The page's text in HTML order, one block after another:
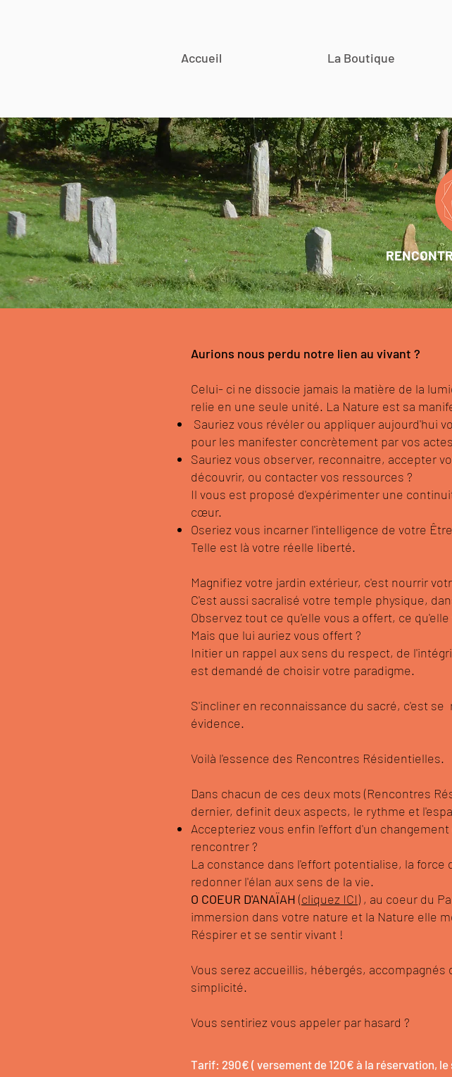
Accueil La Boutique
Aurions nous perdu notre lien au vivant ?
Celui- ci ne dissocie jamais la matière de la
relie en une seule unité. La Nature est sa
Sauriez vous révéler ou appliquer aujourd'hui
pour les manifester concrètement par vos
Sauriez vous observer, reconnaitre, accepter
découvrir, ou contacter vos ressources ?
Il vous est proposé d'expérimenter une
cœur.
Oseriez vous incarner l'intelligence de votre
Telle est là votre réelle liberté.
Magnifiez votre jardin extérieur, c'est nourrir
C'est aussi sacralisé votre temple physique,
Observez tout ce qu'elle vous a offert, ce
Mais que lui auriez vous offert ?
Initier un rappel aux sens du respect, de
est demandé de choisir votre paradigme.
S'incliner en reconnaissance du sacré, c'est
évidence.
Voilà l'essence des Rencontres Résidentielles.
Dans chacun de ces deux mots (Rencontres
dernier, definit deux aspects, le rythme et
Accepteriez vous enfin l'effort d'un
rencontrer ?
La constance dans l'effort potentialise, la
redonner l'élan aux sens de la vie.
O COEUR D'ANAÏAH (cliquez ICI) , au coeur du
immersion dans votre nature et la Nature elle
Réspirer et se sentir vivant !
Vous serez accueillis, hébergés,
simplicité.
Vous sentiriez vous appeler par hasard ?
Tarif: 290€ ( versement de 120€ à la réservation,